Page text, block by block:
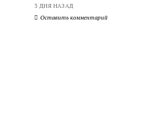
3 ДНЯ НАЗАД
Оставить комментарий